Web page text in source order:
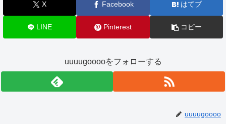
X Facebook はてブ
LINE Pinterest コピー
uuuugooooをフォローする
uuuugoooo